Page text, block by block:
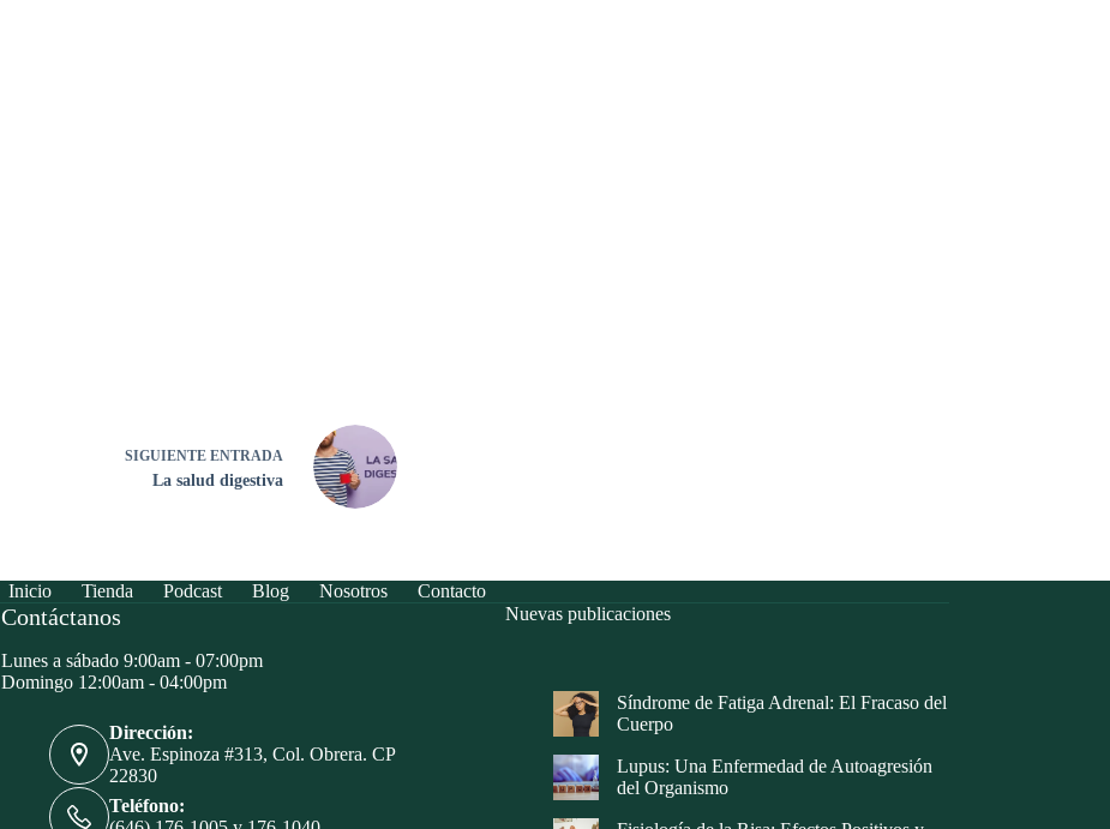
SIGUIENTE ENTRADA
La salud digestiva
Inicio Tienda Podcast Blog Nosotros Contacto
Contáctanos
Lunes a sábado 9:00am - 07:00pm
Domingo 12:00am - 04:00pm
Dirección:
Ave. Espinoza #313, Col. Obrera. CP
22830
Teléfono:
Nuevas publicaciones
Síndrome de Fatiga Adrenal: El Fracaso del
Cuerpo
Lupus: Una Enfermedad de Autoagresión
del Organismo